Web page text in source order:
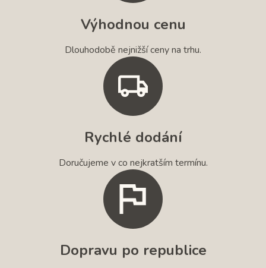
Výhodnou cenu
Dlouhodobě nejnižší ceny na trhu.
Rychlé dodání
Doručujeme v co nejkratším termínu.
Dopravu po republice